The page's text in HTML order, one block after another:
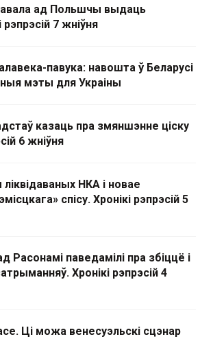
ад Польшчы выдаць
рэпрэсій 7 жніўня
павука: навошта ў Беларусі
мэты для Украіны
казаць пра змяншэнне ціску
6 жніўня
НКА і новае
спісу. Хронікі рэпрэсій 5
Расонамі паведамілі пра збіццё і
Хронікі рэпрэсій 4
Ці можа венесуэльскі сцэнар